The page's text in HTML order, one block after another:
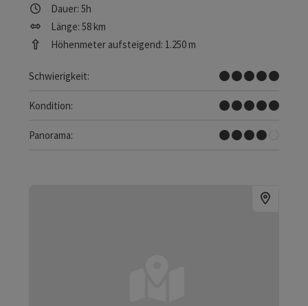
Dauer: 5h
Länge: 58 km
Höhenmeter aufsteigend: 1.250 m
Schwierigkeit:
Sehr schwer
Kondition:
Sehr schwer
Panorama:
Tolles Panorama